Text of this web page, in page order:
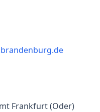
Frankfurt (Oder)